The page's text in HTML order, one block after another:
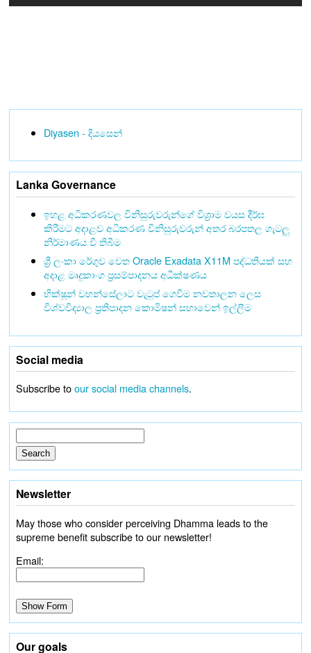
Diyasen - දියසෙන්
Lanka Governance
ඉහළ අධිකරණවල විනිසුරුවරුන්ගේ විශ්‍රාම වයස දීර්ඝ
කිරීමට අදාළව අධිකරණ විනිසුරුවරුන් අතර බරපතල ගැටලු
නිර්මාණය වී තිබීම
ශ්‍රී ලංකා රේගුව වෙත Oracle Exadata X11M පද්ධතියක් සහ
අදාළ මෘදුකාංග ප්‍රසම්පාදනය අධීක්ෂණය
භික්ෂූන් වහන්සේලාට වැටුප් ගෙවීම නවතාලන ලෙස
විශ්වවිද්‍යාල ප්‍රතිපාදන කොමිෂන් සභාවෙන් ඉල්ලීම
Social media
Subscribe toour social media channels.
Newsletter
May those who consider perceiving Dhamma leads to the
supreme benefit subscribe to our newsletter!
Email:
Our goals